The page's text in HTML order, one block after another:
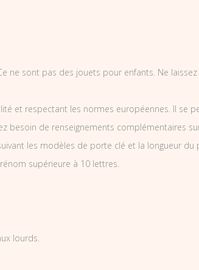
ne sont pas des jouets pour enfants. Ne
et respectant les normes européennes. Il se
besoin de renseignements complémentaires
les modèles de porte clé et la longueur
supérieure à 10 lettres.
lourds.